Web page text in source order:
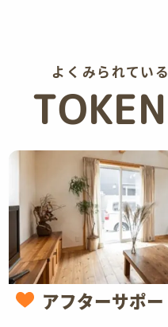
よくみられてい
TOKEN
アフターサポー